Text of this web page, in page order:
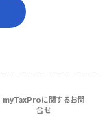
myTaxProに関するお問
合せ